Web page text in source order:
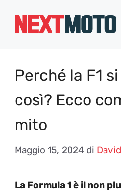
Perché la F1
così? Ecco
mito
Maggio 15, 2024 di
La Formula 1 è il non